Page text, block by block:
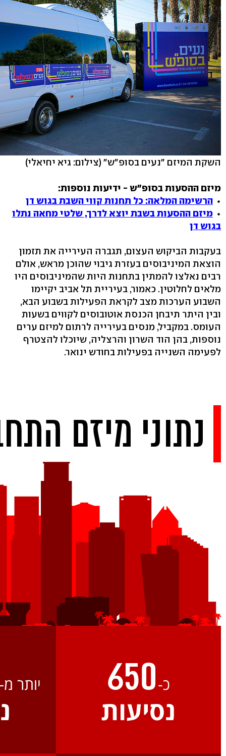
השקת המיזם "נעים בסופ"ש" (צילום: גיא יחיאלי)
מיזם ההסעות בסופ"ש - ידיעות נוספות:
הרשימה המלאה: כל תחנות קווי השבת בגוש דן
מיזם ההסעות בשבת יוצא לדרך, שלטי מחאה נתלו
בגוש דן
בעקבות הביקוש העצום, תגברה העירייה את תזמון
הוצאת המיניבוסים בעזרת גיבוי שהוכן מראש, אולם
רבים נאלצו להמתין בתחנות היות שהמיניבוסים היו
מלאים לחלוטין. כאמור, בעיריית תל אביב יקיימו
השבוע הערכות מצב לקראת הפעילות בשבוע הבא,
ובין היתר תיבחן הכנסת אוטובוסים לקווים בשעות
העומס. במקביל, מנסים בעירייה לרתום למיזם ערים
נוספות, בהן הוד השרון והרצליה, שיוכלו להצטרף
לפעימה השנייה בפעילות בחודש ינואר.